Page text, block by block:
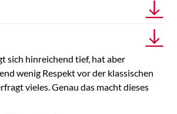
sich hinreichend tief, hat aber
wenig Respekt vor der klassischen
vieles. Genau das macht dieses